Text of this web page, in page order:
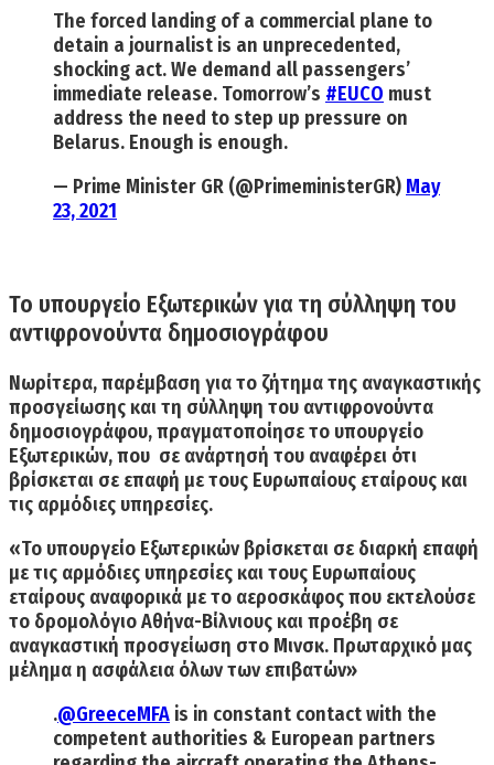
The forced landing of a commercial plane to
detain a journalist is an unprecedented,
shocking act. We demand all passengers’
immediate release. Tomorrow’s #EUCO must
address the need to step up pressure on
Belarus. Enough is enough.
— Prime Minister GR (@PrimeministerGR) May
23, 2021
Το υπουργείο Εξωτερικών για τη σύλληψη του
αντιφρονούντα δημοσιογράφου
Νωρίτερα, παρέμβαση για το ζήτημα της αναγκαστικής
προσγείωσης και τη σύλληψη του αντιφρονούντα
δημοσιογράφου, πραγματοποίησε το υπουργείο
Εξωτερικών, που σε ανάρτησή του αναφέρει ότι
βρίσκεται σε επαφή με τους Ευρωπαίους εταίρους και
τις αρμόδιες υπηρεσίες.
«Το υπουργείο Εξωτερικών βρίσκεται σε διαρκή επαφή
με τις αρμόδιες υπηρεσίες και τους Ευρωπαίους
εταίρους αναφορικά με το αεροσκάφος που εκτελούσε
το δρομολόγιο Αθήνα-Βίλνιους και προέβη σε
αναγκαστική προσγείωση στο Μινσκ. Πρωταρχικό μας
μέλημα η ασφάλεια όλων των επιβατών»
.@GreeceMFA is in constant contact with the
competent authorities & European partners